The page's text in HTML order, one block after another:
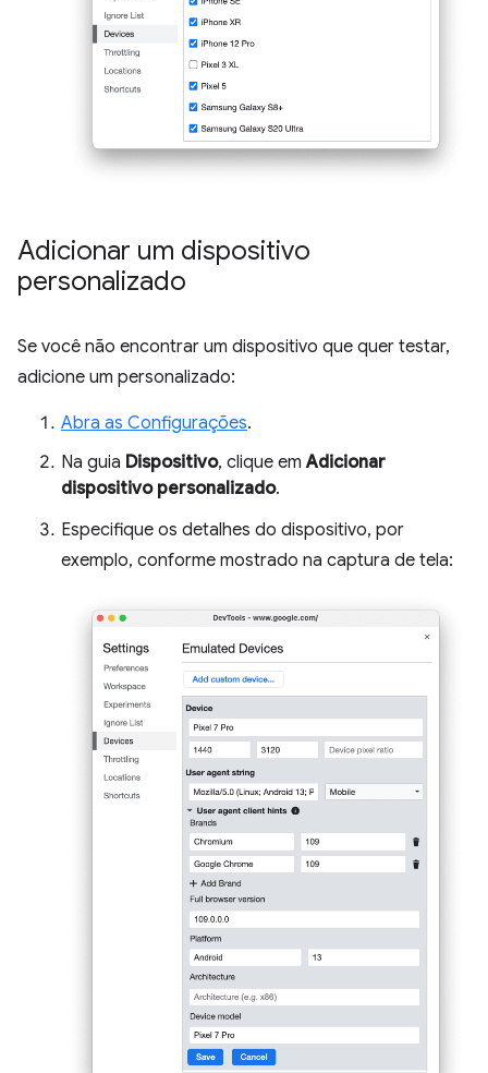
Adicionar um dispositivo
personalizado
Se você não encontrar um dispositivo que quer testar,
adicione um personalizado:
Abra as Configurações.
Na guia Dispositivo, clique emAdicionar
dispositivo personalizado.
Especifique os detalhes do dispositivo, por
exemplo, conforme mostrado na captura de tela: